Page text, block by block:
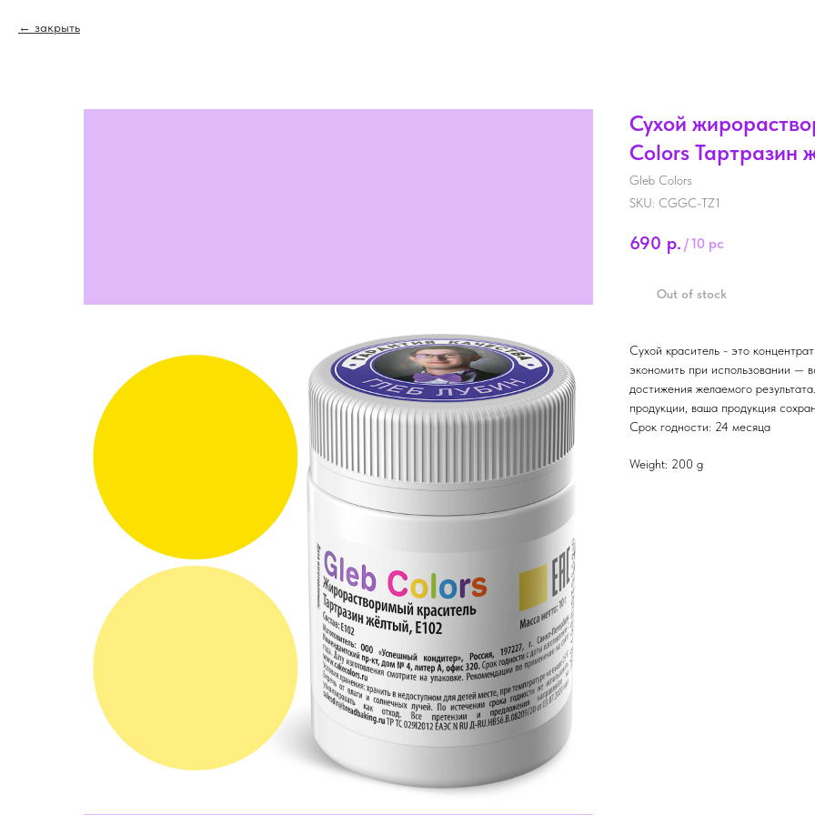
закрыть
Сухой
Colors Тартразин
Gleb Colors
SKU: CGGC-TZ1
690 р. /10 pc
Out of stock
Сухой краситель - это
экономить при использовании —
достижения желаемого
продукции, ваша продукция
Срок годности: 24 месяца
Weight: 200 g